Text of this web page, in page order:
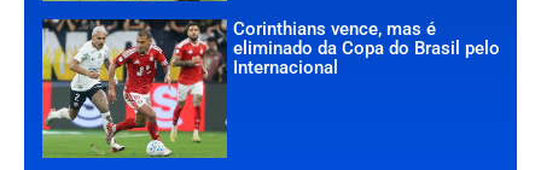
Corinthians vence, mas é
eliminado da Copa do Brasil pelo
Internacional